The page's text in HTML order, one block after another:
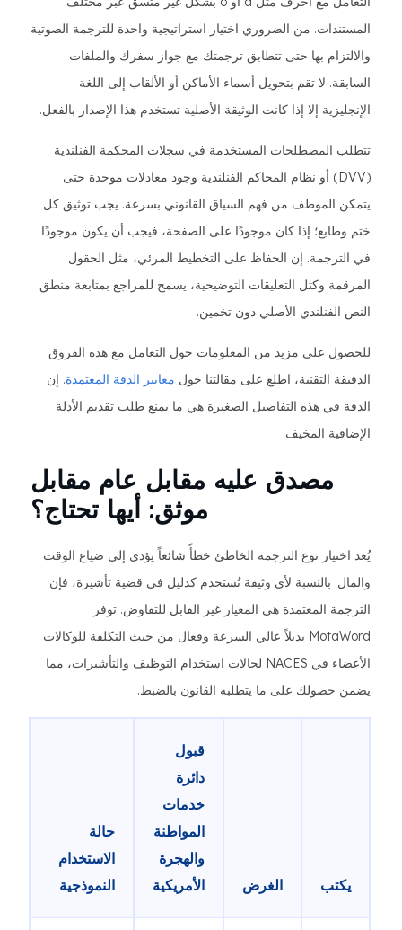
المستندات. من الضروري اختيار استراتيجية واحدة للترجمة الصوتية
والالتزام بها حتى تتطابق ترجمتك مع جواز سفرك والملفات
السابقة. لا تقم بتحويل أسماء الأماكن أو الألقاب إلى اللغة
الإنجليزية إلا إذا كانت الوثيقة الأصلية تستخدم هذا الإصدار بالفعل.
تتطلب المصطلحات المستخدمة في سجلات المحكمة الفنلندية
(DVV) أو نظام المحاكم الفنلندية وجود معادلات موحدة حتى
يتمكن الموظف من فهم السياق القانوني بسرعة. يجب توثيق كل
ختم وطابع؛ إذا كان موجودًا على الصفحة، فيجب أن يكون موجودًا
في الترجمة. إن الحفاظ على التخطيط المرئي، مثل الحقول
المرقمة وكتل التعليقات التوضيحية، يسمح للمراجع بمتابعة منطق
النص الفنلندي الأصلي دون تخمين.
للحصول على مزيد من المعلومات حول التعامل مع هذه الفروق
الدقيقة التقنية، اطلع على مقالتنا حول معايير الدقة المعتمدة. إن
الدقة في هذه التفاصيل الصغيرة هي ما يمنع طلب تقديم الأدلة
الإضافية المخيف.
مصدق عليه مقابل عام مقابل
موثق: أيها تحتاج؟
يُعد اختيار نوع الترجمة الخاطئ خطأً شائعاً يؤدي إلى ضياع الوقت
والمال. بالنسبة لأي وثيقة تُستخدم كدليل في قضية تأشيرة، فإن
الترجمة المعتمدة هي المعيار غير القابل للتفاوض. توفر
MotaWord بديلاً عالي السرعة وفعال من حيث التكلفة للوكالات
الأعضاء في NACES لحالات استخدام التوظيف والتأشيرات، مما
يضمن حصولك على ما يتطلبه القانون بالضبط.
يكتب الغرض
قبول
دائرة
خدمات
المواطنة
والهجرة
الأمريكية
حالة
الاستخدام
النموذجية